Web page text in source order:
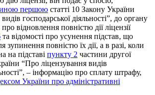
першою статті 10 Закону України
господарської діяльності”, до органу
відновлення повністю дії ліцензії
та відомості про усунення підстав, що
повністю їх дії, а в разі, коли
на підставі пункту 2 частини другої
“Про ліцензування видів
– інформацію про сплату штрафу,
України про адміністративні